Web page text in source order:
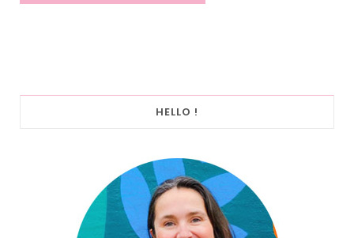
HELLO !